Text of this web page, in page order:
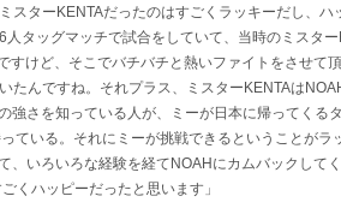
スターKENTAだったのはすごくラッキーだし、ハ
タッグマッチで試合をしていて、当時のミスター
すけど、そこでバチバチと熱いファイトをさせて
たんですね。それプラス、ミスターKENTAは
強さを知っている人が、ミーが日本に帰ってくる
ている。それにミーが挑戦できるということがラ
、いろいろな経験を経てNOAHにカムバックして
くハッピーだったと思います」